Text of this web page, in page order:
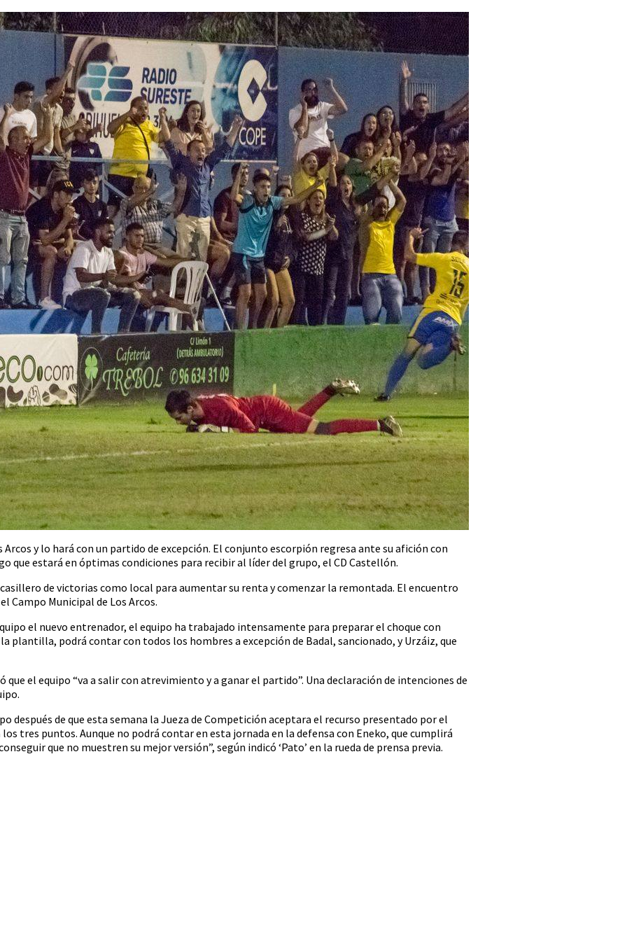
y lo hará con un partido de excepción. El conjunto escorpión regresa ante su afición con
que estará en óptimas condiciones para recibir al líder del grupo, el CD Castellón.
de victorias como local para aumentar su renta y comenzar la remontada. El encuentro
Campo Municipal de Los Arcos.
el nuevo entrenador, el equipo ha trabajado intensamente para preparar el choque con
plantilla, podrá contar con todos los hombres a excepción de Badal, sancionado, y Urzáiz, que
el equipo “va a salir con atrevimiento y a ganar el partido”. Una declaración de intenciones de
después de que esta semana la Jueza de Competición aceptara el recurso presentado por el
tres puntos. Aunque no podrá contar en esta jornada en la defensa con Eneko, que cumplirá
que no muestren su mejor versión”, según indicó ‘Pato’ en la rueda de prensa previa.